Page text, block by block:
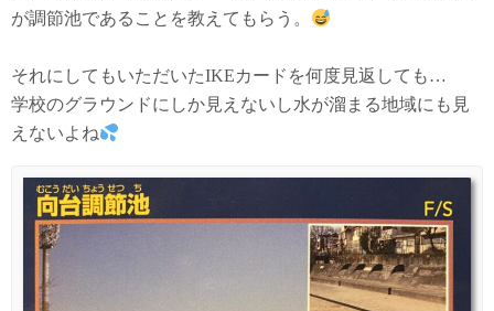
が調節池であることを教えてもらう。
それにしてもいただいたIKEカードを何度見返しても…
学校のグラウンドにしか見えないし水が溜まる地域にも見
えないよね